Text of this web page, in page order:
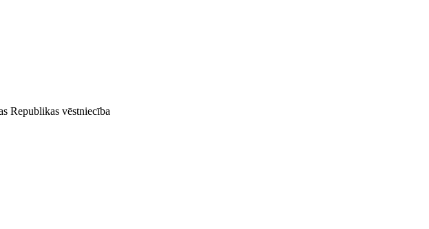
Republikas vēstniecība